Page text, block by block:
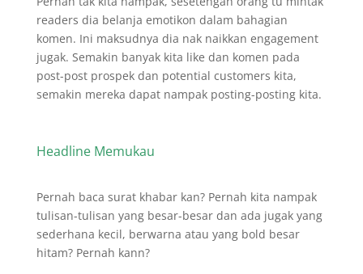
readers dia belanja emotikon dalam bahagian
komen. Ini maksudnya dia nak naikkan engagement
jugak. Semakin banyak kita like dan komen pada
post-post prospek dan potential customers kita,
semakin mereka dapat nampak posting-posting kita.
Headline Memukau
Pernah baca surat khabar kan? Pernah kita nampak
tulisan-tulisan yang besar-besar dan ada jugak yang
sederhana kecil, berwarna atau yang bold besar
hitam? Pernah kann?